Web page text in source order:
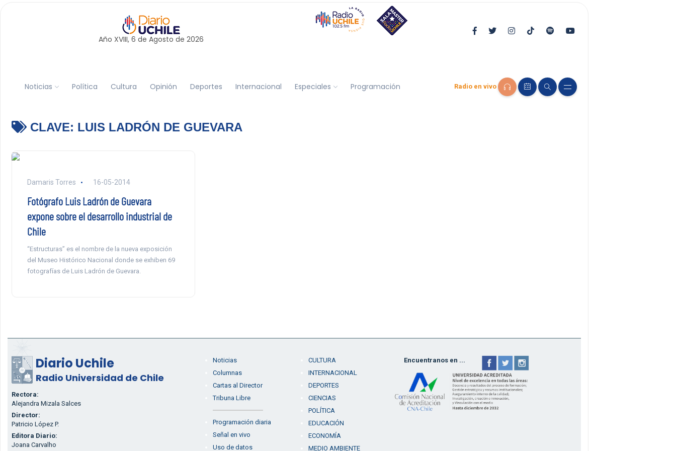
Año XVIII, 6 de Agosto de 2026
Noticias Política Cultura Opinión Deportes Internacional Especiales Programación Radio en vivo
CLAVE: LUIS LADRÓN DE GUEVARA
Damaris Torres 16-05-2014
Fotógrafo Luis Ladrón de Guevara
expone sobre el desarrollo industrial de
Chile
“Estructuras” es el nombre de la nueva exposición
del Museo Histórico Nacional donde se exhiben 69
fotografías de Luis Ladrón de Guevara.
Diario Uchile
Radio Universidad de Chile
Rectora:
Alejandra Mizala Salces
Director:
Patricio López P.
Editora Diario:
Joana Carvalho
Noticias
Columnas
Cartas al Director
Tribuna Libre
Programación diaria
Señal en vivo
Uso de datos
CULTURA
INTERNACIONAL
DEPORTES
CIENCIAS
POLÍTICA
EDUCACIÓN
ECONOMÍA
MEDIO AMBIENTE
Encuentranos en ...